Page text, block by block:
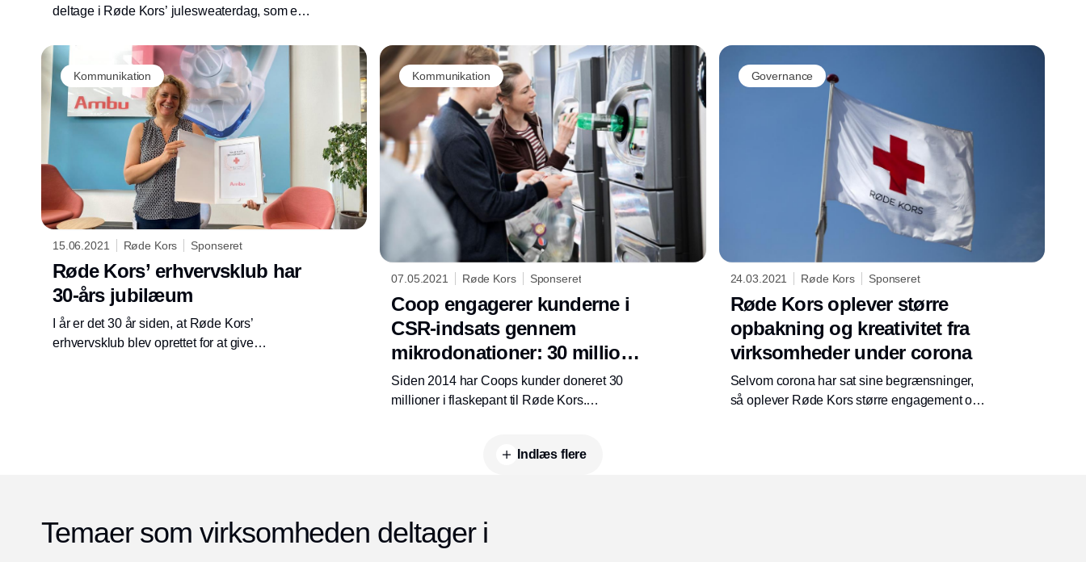
deltage i Røde Kors’ julesweaterdag, som er
CSR-arbejdet, sprede glæde på gangene og
gøre en forskel for udsatte mennesker verden
over.
Kors’ arbejde.
Kommunikation
15.06.2021 Røde Kors Sponseret
Røde Kors’ erhvervsklub har
30-års jubilæum
I år er det 30 år siden, at Røde Kors’
erhvervsklub blev oprettet for at give
Kommunikation
07.05.2021 Røde Kors Sponseret
Coop engagerer kunderne i
CSR-indsats gennem
mikrodonationer: 30 millioner
samlet ind i flaskepant
Siden 2014 har Coops kunder doneret 30
millioner i flaskepant til Røde Kors.
Governance
24.03.2021 Røde Kors Sponseret
Røde Kors oplever større
opbakning og kreativitet fra
virksomheder under corona
Selvom corona har sat sine begrænsninger,
så oplever Røde Kors større engagement og
Indlæs flere
Temaer som virksomheden deltager i